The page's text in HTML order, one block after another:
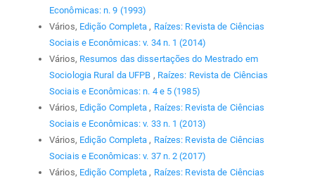
Econômicas: n. 9 (1993)
Vários, Edição Completa , Raízes: Revista de Ciências
Sociais e Econômicas: v. 34 n. 1 (2014)
Vários, Resumos das dissertações do Mestrado em
Sociologia Rural da UFPB , Raízes: Revista de Ciências
Sociais e Econômicas: n. 4 e 5 (1985)
Vários, Edição Completa , Raízes: Revista de Ciências
Sociais e Econômicas: v. 33 n. 1 (2013)
Vários, Edição Completa , Raízes: Revista de Ciências
Sociais e Econômicas: v. 37 n. 2 (2017)
Vários, Edição Completa , Raízes: Revista de Ciências